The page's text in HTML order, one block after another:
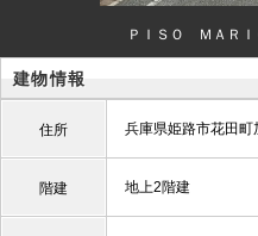
ＰＩＳＯ ＭＡＲ
建物情報
住所 兵庫県姫路市花田町
階建 地上2階建